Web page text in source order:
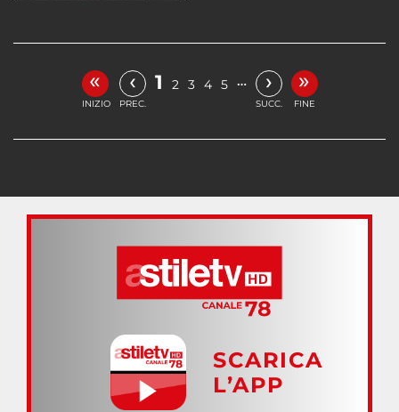
«
INIZIO
‹
PREC.
1 2 3 4 5 … ›
SUCC.
»
FINE
SCARICA
L’APP